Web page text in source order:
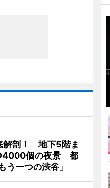
解剖！ 地下5階ま
個の夜景 都
う一つの渋谷」